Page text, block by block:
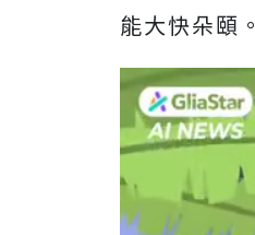
能大快朵頤。